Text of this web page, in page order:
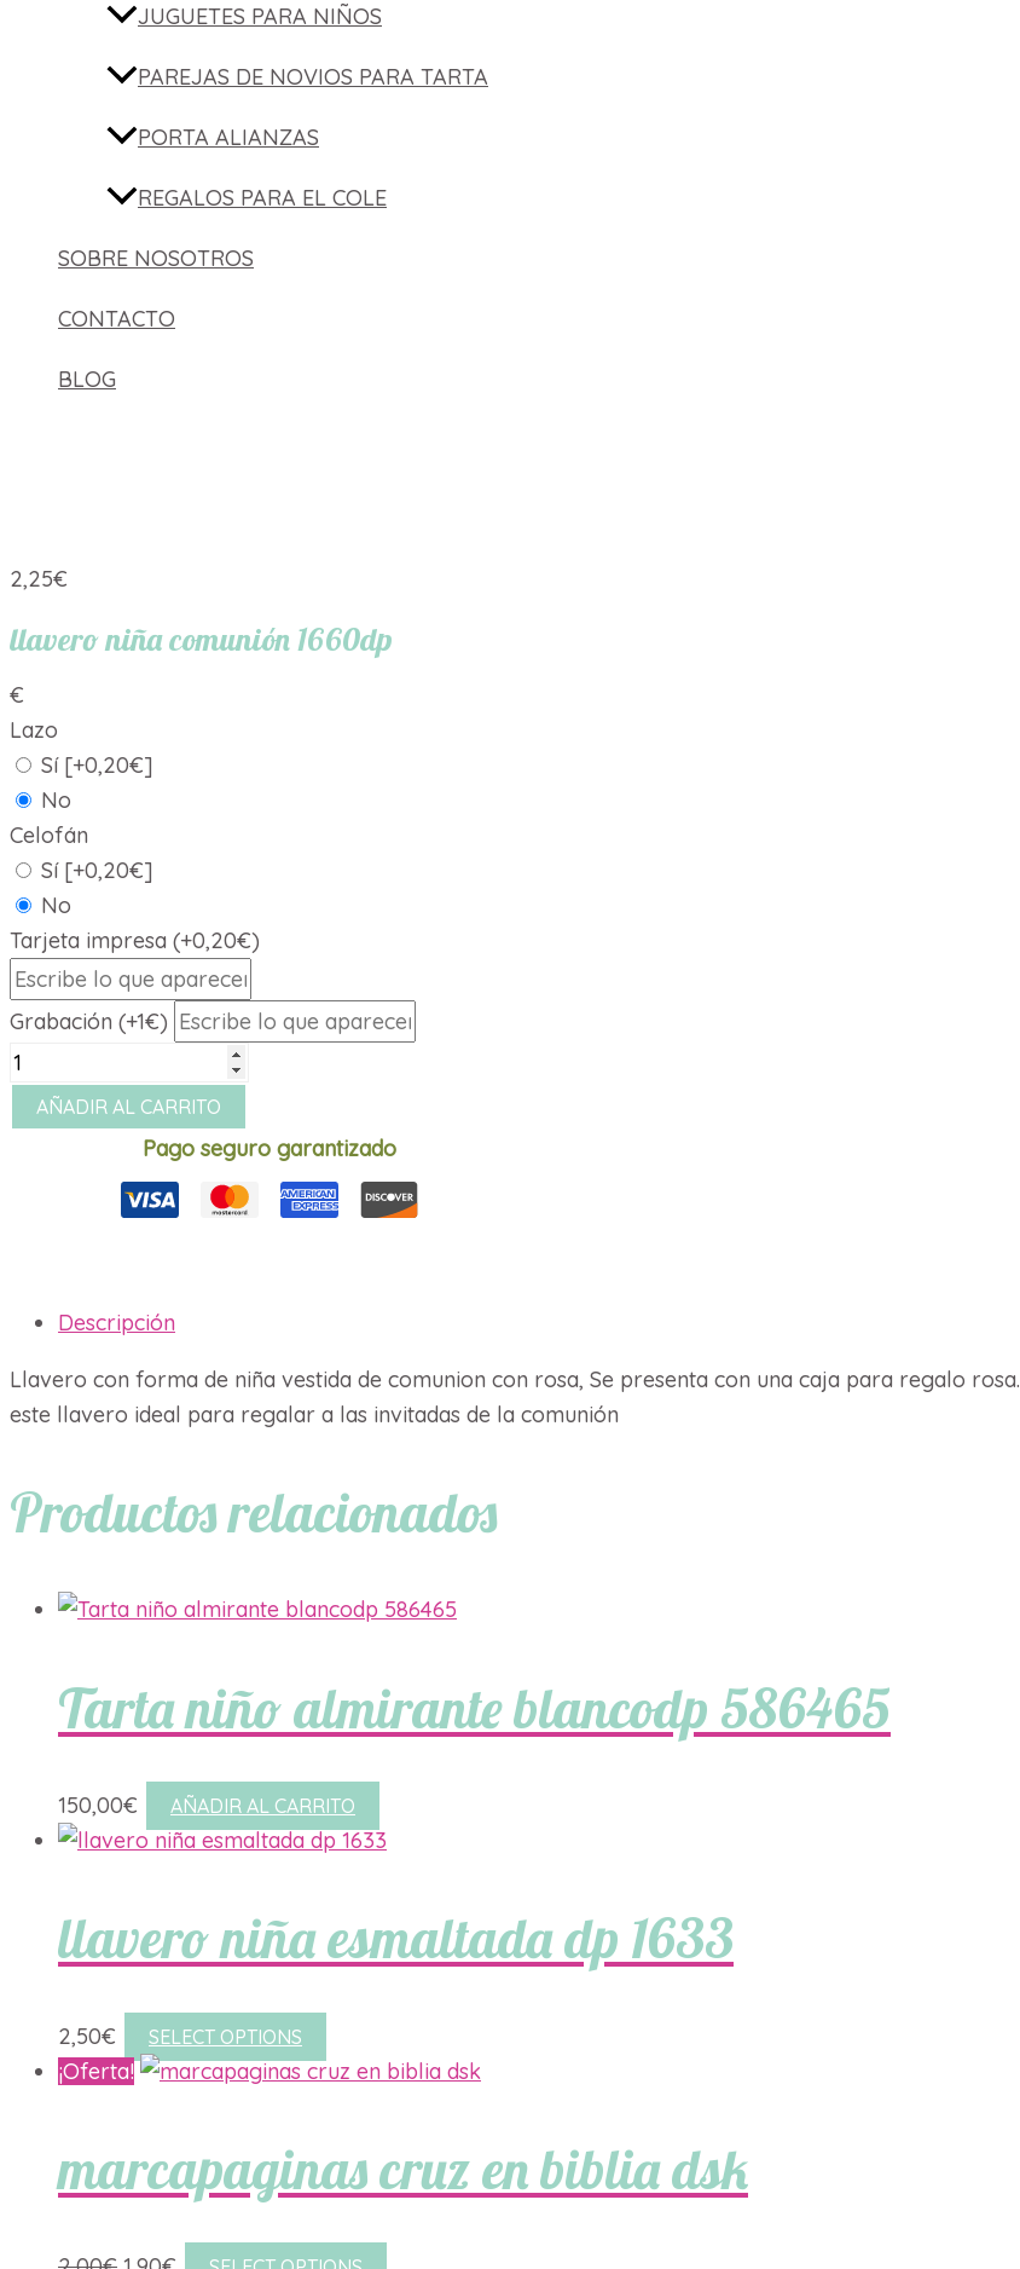
JUGUETES PARA NIÑOS
PAREJAS DE NOVIOS PARA TARTA
PORTA ALIANZAS
REGALOS PARA EL COLE
SOBRE NOSOTROS
CONTACTO
BLOG
2,25€
llavero niña comunión 1660dp
€
Lazo
Sí [+0,20€]
No
Celofán
Sí [+0,20€]
No
Tarjeta impresa (+0,20€)
Grabación (+1€)
llavero
niña
comunión
AÑADIR AL CARRITO
Pago seguro garantizado
Descripción
Llavero con forma de niña vestida de comunion con rosa, Se presenta con una caja para regalo rosa.
este llavero ideal para regalar a las invitadas de la comunión
Productos relacionados
Tarta niño almirante blancodp 586465
150,00€ AÑADIR AL CARRITO
llavero niña esmaltada dp 1633
2,50€ SELECT OPTIONS
¡Oferta!
marcapaginas cruz en biblia dsk